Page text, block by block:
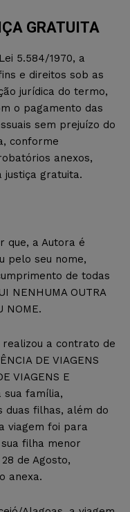
GRATUITA
5.584/1970, a
e direitos sob as
jurídica do termo,
o pagamento das
sem prejuízo do
conforme
anexos,
justiça gratuita.
que, a Autora é
pelo seu nome,
de todas
NENHUMA OUTRA
NOME.
a contrato de
DE VIAGENS
VIAGENS E
sua família,
duas filhas, além do
viagem foi para
filha menor
de Agosto,
anexa.